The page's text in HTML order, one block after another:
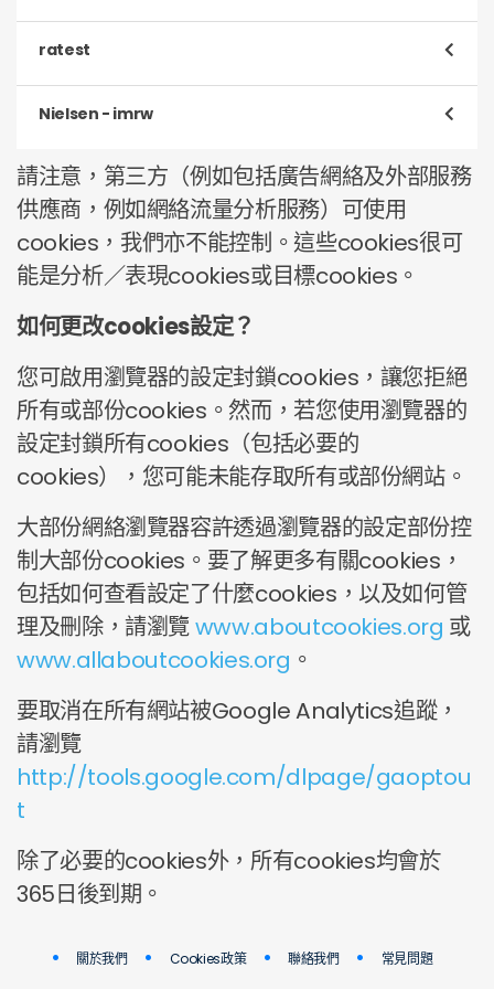
取消選項
種類 嚴格必備的cookie
取消選項
沒有取消選項
Cookie
種類 嚴格必備的cookie
取消選項 沒有取消選項
ratest
Cookie ups.surveyrouter.com
用途 讓您使用我們的網站時有一個更方便的瀏覽體驗
取消選項
沒有取消選項
Nielsen - imrw
Cookie ups.surveyrouter.com
種類 toluna.com ups.surveyrouter.com
用途 市場研究 cookie，用於衡量廣告和內容查看行為以進行
匯總報告，並幫助識別潛在的付費市場研究機會。
取消選項 https://priv-
policy.imrworldwide.com/priv/browser/cookie-
policy.html
請注意，第三方（例如包括廣告網絡及外部服務
供應商，例如網絡流量分析服務）可使用
cookies，我們亦不能控制。這些cookies很可
能是分析／表現cookies或目標cookies。
如何更改cookies設定？
您可啟用瀏覽器的設定封鎖cookies，讓您拒絕
所有或部份cookies。然而，若您使用瀏覽器的
設定封鎖所有cookies（包括必要的
cookies），您可能未能存取所有或部份網站。
大部份網絡瀏覽器容許透過瀏覽器的設定部份控
制大部份cookies。要了解更多有關cookies，
包括如何查看設定了什麼cookies，以及如何管
理及刪除，請瀏覽www.aboutcookies.org 或
www.allaboutcookies.org 。
要取消在所有網站被Google Analytics追蹤，
請瀏覽
http://tools.google.com/dlpage/gaoptou
t
除了必要的cookies外，所有cookies均會於
365日後到期。
關於我們 Cookies政策 聯絡我們 常見問題